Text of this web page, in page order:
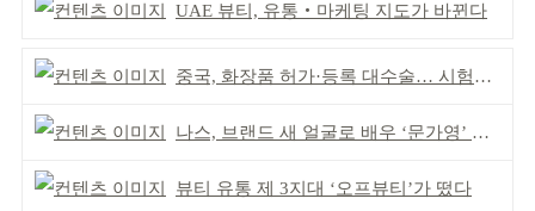
UAE 뷰티, 유통‧마케팅 지도가 바뀐다
중국, 화장품 허가·등록 대수술… 시험자료 공용 허용
나스, 브랜드 새 얼굴로 배우 ‘문가영’ 발탁
뷰티 유통 제 3지대 ‘오프뷰티’가 떴다